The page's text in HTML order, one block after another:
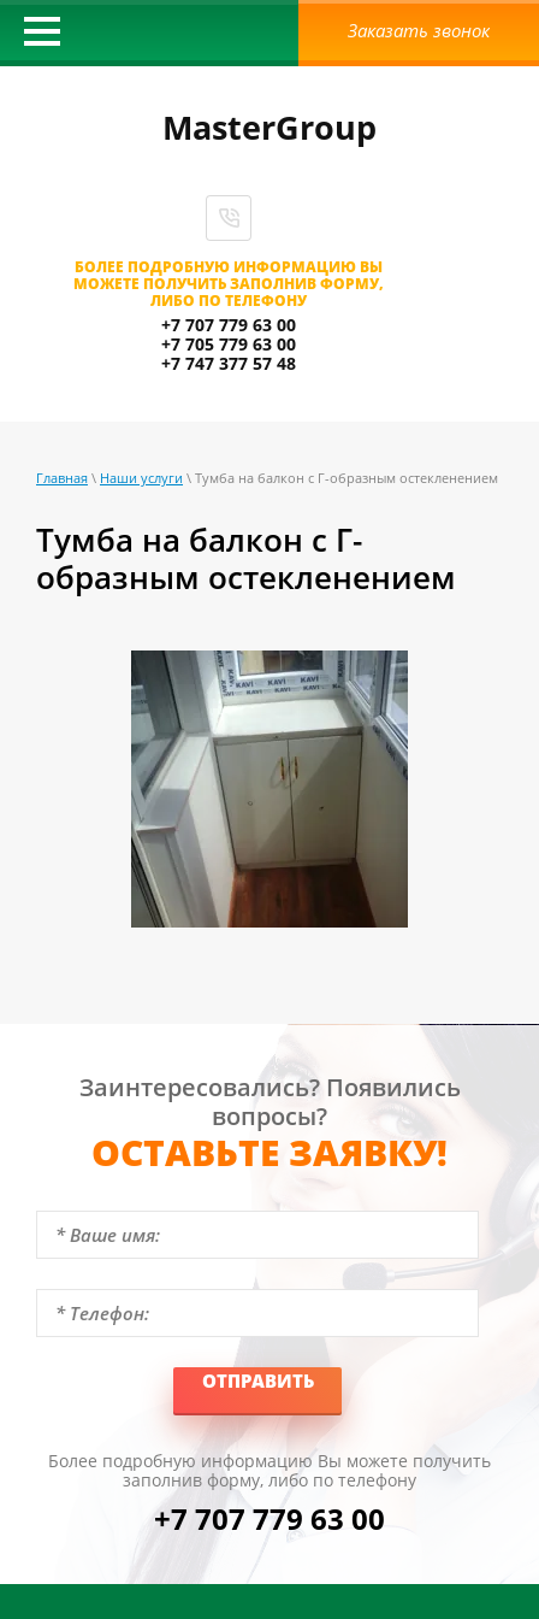
Заказать звонок
MasterGroup
БОЛЕЕ ПОДРОБНУЮ ИНФОРМАЦИЮ ВЫ
МОЖЕТЕ ПОЛУЧИТЬ ЗАПОЛНИВ ФОРМУ,
ЛИБО ПО ТЕЛЕФОНУ
+7 707 779 63 00
+7 705 779 63 00
+7 747 377 57 48
Главная \ Наши услуги \ Тумба на балкон с Г-образным остекленением
Тумба на балкон с Г-
образным остекленением
Заинтересовались? Появились
вопросы?
ОСТАВЬТЕ ЗАЯВКУ!
ОТПРАВИТЬ
Более подробную информацию Вы можете получить
заполнив форму, либо по телефону
+7 707 779 63 00